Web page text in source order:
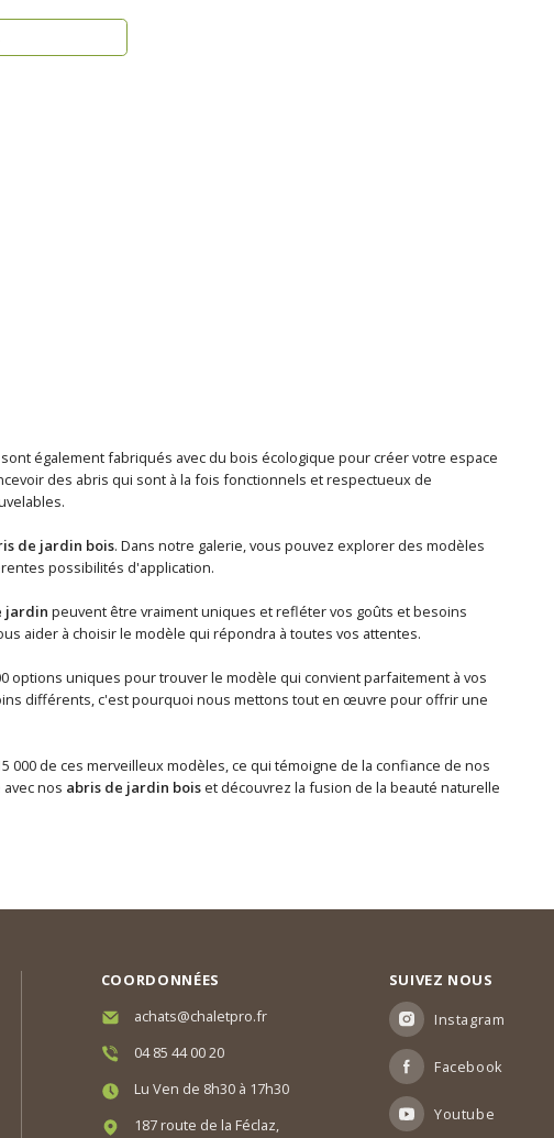
également fabriqués avec du bois écologique pour créer votre espace
des abris qui sont à la fois fonctionnels et respectueux de
de jardin bois. Dans notre galerie, vous pouvez explorer des modèles
possibilités d'application.
jardin peuvent être vraiment uniques et refléter vos goûts et besoins
aider à choisir le modèle qui répondra à toutes vos attentes.
options uniques pour trouver le modèle qui convient parfaitement à vos
différents, c'est pourquoi nous mettons tout en œuvre pour offrir une
de ces merveilleux modèles, ce qui témoigne de la confiance de nos
nos abris de jardin boiset découvrez la fusion de la beauté naturelle
COORDONNÉES
achats@chaletpro.fr
04 85 44 00 20
Lu Ven de 8h30 à 17h30
187 route de la Féclaz,
SUIVEZ NOUS
Instagram
Facebook
Youtube